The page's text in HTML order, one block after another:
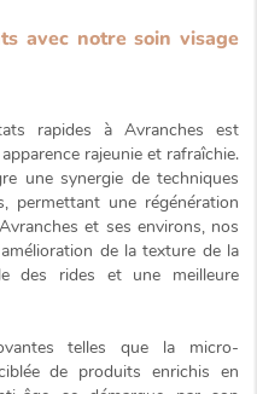
avec notre soin visage
rapides à Avranches est
rajeunie et rafraîchie.
une synergie de techniques
permettant une régénération
et ses environs, nos
de la texture de la
des rides et une meilleure
telles que la micro-
de produits enrichis en